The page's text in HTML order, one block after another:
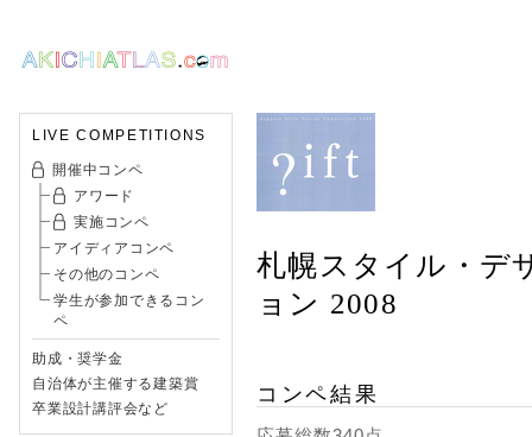
LIVE COMPETITIONS
開催中コンペ
アワード
実施コンペ
アイディアコンペ
その他のコンペ
学生が参加できるコン
ペ
助成・奨学金
自治体が主催する建築賞
卒業設計講評会など
札幌スタイル・デ
ョン 2008
コンペ結果